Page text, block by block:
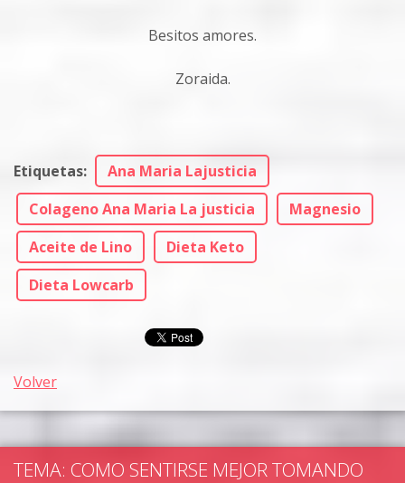
Besitos amores.
Zoraida.
Etiquetas:
Ana Maria Lajusticia
Colageno Ana Maria La justicia
Magnesio
Aceite de Lino
Dieta Keto
Dieta Lowcarb
Volver
TEMA: COMO SENTIRSE MEJOR TOMANDO